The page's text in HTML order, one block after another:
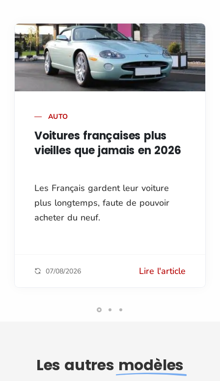
AUTO
Voitures françaises plus
vieilles que jamais en 2026
Les Français gardent leur voiture
plus longtemps, faute de pouvoir
acheter du neuf.
07/08/2026 Lire l'article
Les autres modèles